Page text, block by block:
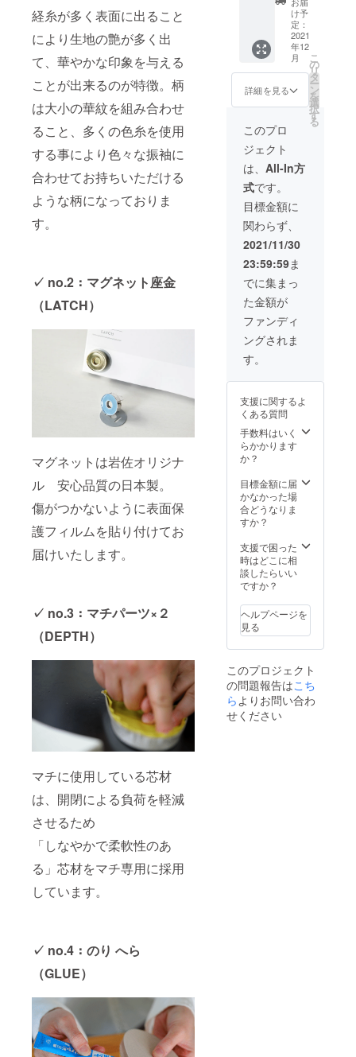
経糸が多く表面に出ること
により生地の艶が多く出
て、華やかな印象を与える
ことが出来るのが特徴。柄
は大小の華紋を組み合わせ
ること、多くの色糸を使用
する事により色々な振袖に
合わせてお持ちいただける
ような柄になっておりま
す。
✓ no.2：マグネット座金
（LATCH）
マグネットは岩佐オリジナ
ル 安心品質の日本製。
傷がつかないように表面保
護フィルムを貼り付けてお
届けいたします。
✓ no.3：マチパーツ×２
（DEPTH）
マチに使用している芯材
は、開閉による負荷を軽減
させるため
「しなやかで柔軟性のあ
る」芯材をマチ専用に採用
しています。
✓ no.4：のり へら
（GLUE）
税込
29,700
円（税
27,000
円） ※
送料、
／Large
／亀甲
色華紋
サイ
ズ：縦
約
13.5cm
×横約
マチ約
5.5cm
重さ：
約330g
素材：
絹・
レーヨ
ン 納
期：12
月お届
け予定
※定価：
税込
29,700
円（税
抜
27,000
円） ※
込み
け予
定：
2021
年12
月
詳細を見る
こ
の
リ
タ
ー
ン
を
選
択
す
る
このプロ
ジェクト
は、 All-In方
式です。
目標金額に
関わらず、
2021/11/30
23:59:59ま
でに集まっ
た金額が
ファンディ
ングされま
す。
支援に関するよ
くある質問
手数料はいく
らかかります
か？
目標金額に届
かなかった場
合どうなりま
すか？
支援で困った
時はどこに相
談したらいい
ですか？
ヘルプページを
見る
このプロジェクト
の問題報告はこち
らよりお問い合わ
せください